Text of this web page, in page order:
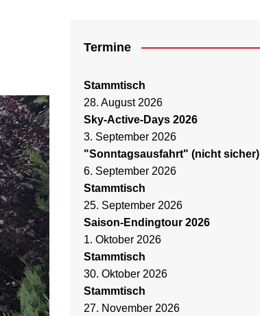
Termine
Stammtisch
28. August 2026
Sky-Active-Days 2026
3. September 2026
"Sonntagsausfahrt" (nicht sicher)
6. September 2026
Stammtisch
25. September 2026
Saison-Endingtour 2026
1. Oktober 2026
Stammtisch
30. Oktober 2026
Stammtisch
27. November 2026